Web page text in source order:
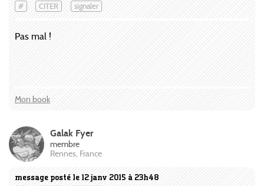
# CITER signaler
Pas mal !
Mon book
message posté le 12 janv 2015 à 23h48
Galak Fyer
membre
Rennes, France